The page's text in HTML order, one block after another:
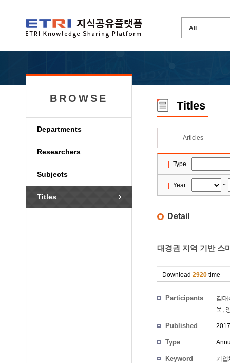
BROWSE
Departments
Researchers
Subjects
Titles
Titles
Articles
Type
Year ~
Detail
대경권 지역 기반 스
Download 2920 time
Participants
김대
욱,
Published
Type
Keyword 기업